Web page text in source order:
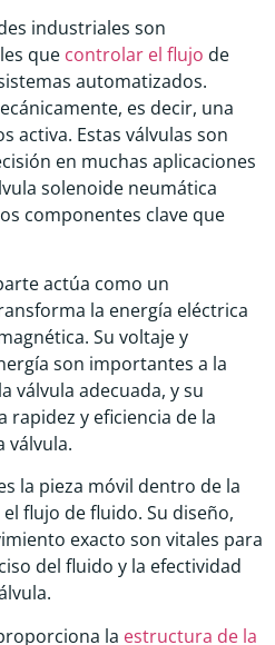
industriales son
que controlar el flujo de
automatizados.
es decir, una
activa. Estas válvulas son
en muchas aplicaciones
solenoide neumática
componentes clave que
actúa como un
la energía eléctrica
Su voltaje y
son importantes a la
válvula adecuada, y su
rapidez y eficiencia de la
válvula.
la pieza móvil dentro de la
el flujo de fluido. Su diseño,
exacto son vitales para
del fluido y la efectividad
la estructura de la